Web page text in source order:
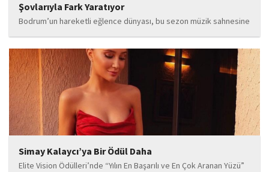
Şovlarıyla Fark Yaratıyor
Bodrum’un hareketli eğlence dünyası, bu sezon müzik sahnesine
iddialı bir giriş yapan “Paradox” ile yeni bir enerji kazanıyor. Güçlü
sahne performansı, uluslararası standartlardaki repertuarı ve
deneyimli müzisyen kadrosuyla dikkat çeken...
Simay Kalaycı’ya Bir Ödül Daha
Elite Vision Ödülleri’nde “Yılın En Başarılı ve En Çok Aranan Yüzü”